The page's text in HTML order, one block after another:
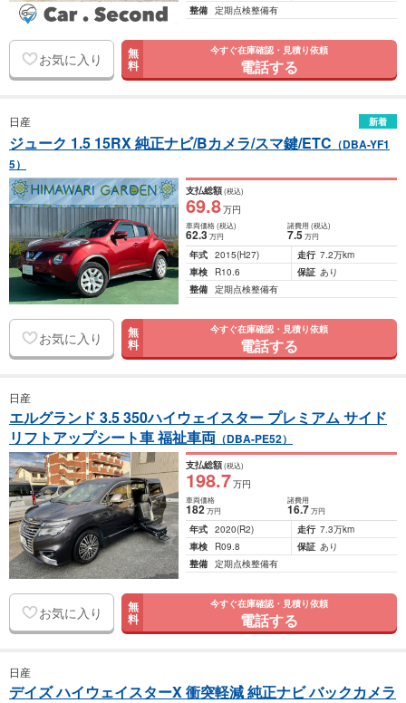
整備 定期点検整備有
お気に入り 無
料
今すぐ在庫確認・見積り依頼
電話する
日産 新着
ジューク 1.5 15RX 純正ナビ/Bカメラ/スマ鍵/ETC （DBA-YF1
5）
支払総額(税込)
69.8万円
車両価格(税込)
62.3万円
諸費用 (税込)
7.5 万円
年式 2015(H27) 走行 7.2万km
車検
R10.6 保証 あり
整備 定期点検整備有
お気に入り 無
料
今すぐ在庫確認・見積り依頼
電話する
日産
エルグランド 3.5 350ハイウェイスター プレミアム サイド
リフトアップシート車 福祉車両 （DBA-PE52）
支払総額(税込)
198.7万円
車両価格
182万円
諸費用
16.7 万円
年式 2020(R2) 走行 7.3万km
車検
R09.8 保証 あり
整備 定期点検整備有
お気に入り 無
料
今すぐ在庫確認・見積り依頼
電話する
日産
デイズ ハイウェイスターX 衝突軽減 純正ナビ バックカメラ